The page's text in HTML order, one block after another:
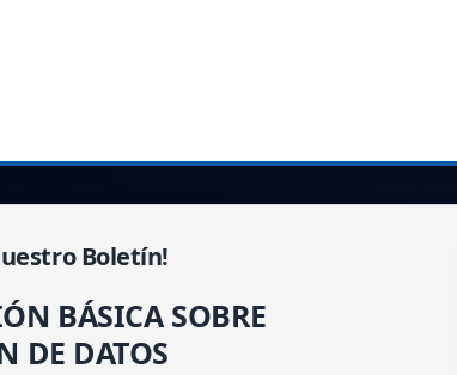
Boletín!
BÁSICA SOBRE
DE DATOS